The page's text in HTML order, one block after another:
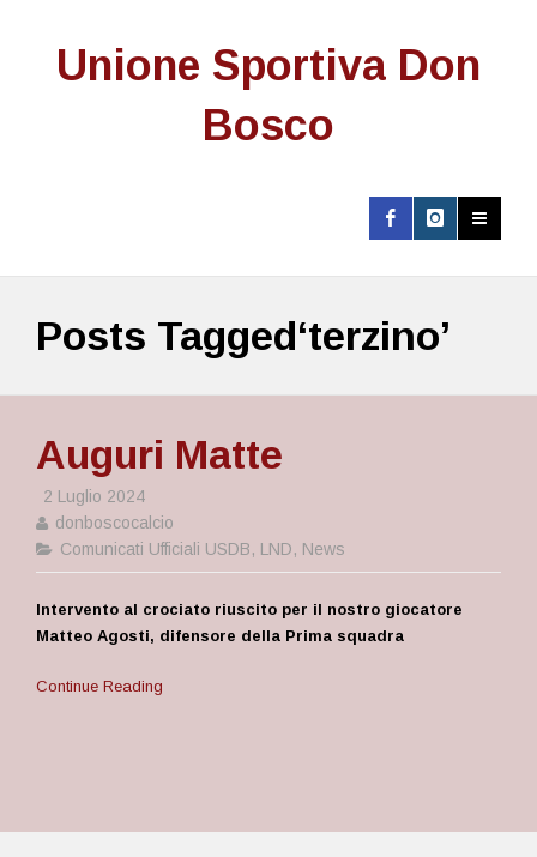
Unione Sportiva Don
Bosco
Posts Tagged‘terzino’
Auguri Matte
2 Luglio 2024
donboscocalcio
Comunicati Ufficiali USDB, LND, News
Intervento al crociato riuscito per il nostro giocatore
Matteo Agosti, difensore della Prima squadra
Continue Reading